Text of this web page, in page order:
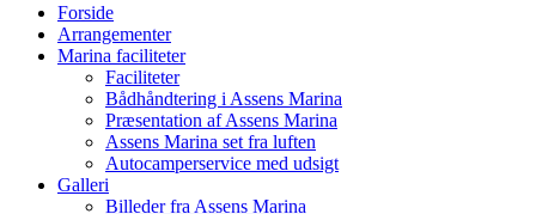
Forside
Arrangementer
Marina faciliteter
Faciliteter
Bådhåndtering i Assens Marina
Præsentation af Assens Marina
Assens Marina set fra luften
Autocamperservice med udsigt
Galleri
Billeder fra Assens Marina